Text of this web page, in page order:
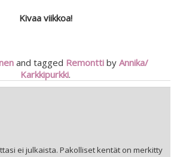
Kivaa viikkoa!
and tagged Remontti byAnnika/
Karkkipurkki.
ei julkaista. Pakolliset kentät on merkitty